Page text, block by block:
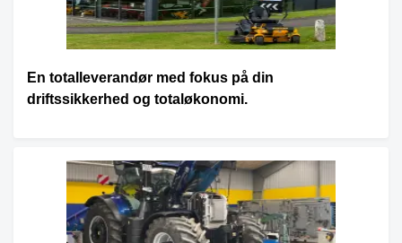
En totalleverandør med fokus på din
driftssikkerhed og totaløkonomi.